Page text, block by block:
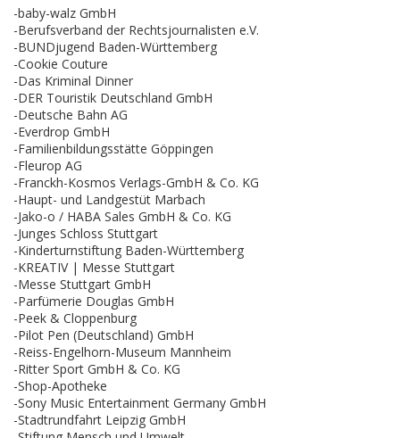
-baby-walz GmbH
-Berufsverband der Rechtsjournalisten e.V.
-BUNDjugend Baden-Württemberg
-Cookie Couture
-Das Kriminal Dinner
-DER Touristik Deutschland GmbH
-Deutsche Bahn AG
-Everdrop GmbH
-Familienbildungsstätte Göppingen
-Fleurop AG
-Franckh-Kosmos Verlags-GmbH & Co. KG
-Haupt- und Landgestüt Marbach
-Jako-o / HABA Sales GmbH & Co. KG
-Junges Schloss Stuttgart
-Kinderturnstiftung Baden-Württemberg
-KREATIV | Messe Stuttgart
-Messe Stuttgart GmbH
-Parfümerie Douglas GmbH
-Peek & Cloppenburg
-Pilot Pen (Deutschland) GmbH
-Reiss-Engelhorn-Museum Mannheim
-Ritter Sport GmbH & Co. KG
-Shop-Apotheke
-Sony Music Entertainment Germany GmbH
-Stadtrundfahrt Leipzig GmbH